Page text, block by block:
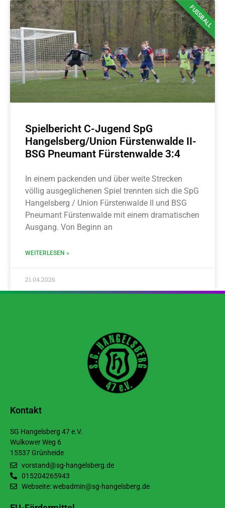
FUSSBALL
Spielbericht C-Jugend SpG
Hangelsberg/Union Fürstenwalde II-
BSG Pneumant Fürstenwalde 3:4
In einem packenden und über weite Strecken
völlig ausgeglichenen Spiel trennten sich die SpG
Hangelsberg / Union Fürstenwalde II und BSG
Pneumant Fürstenwalde mit einem dramatischen
Ausgang. Von Beginn an
WEITERLESEN »
21.04.2026
Kontakt
SG Hangelsberg 47 e.V.
Wulkower Weg 6
15537 Grünheide
vorstand@sg-hangelsberg.de
015204265943
Webseite: webadmin@sg-hangelsberg.de